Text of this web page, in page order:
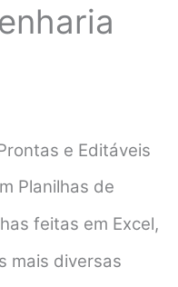
e Editáveis
Planilhas de
feitas em Excel,
mais diversas